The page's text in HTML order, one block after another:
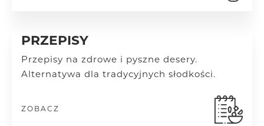
PRZEPISY
Przepisy na zdrowe i pyszne desery.
Alternatywa dla tradycyjnych słodkości.
ZOBACZ